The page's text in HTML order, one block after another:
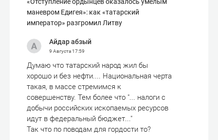
маневром Едигея»: как «татарский
император» разгромил Литву
Айдар абзый
9 Августа17:59
Думаю что татарский народ жил бы
хорошо и без нефти.... Национальная черта
такая, в массе стремимся к
совершенству. Тем более что "... налоги с
добычи российских ископаемых ресурсов
идут в федеральный бюджет..."
Так что по поводам для гордости то?